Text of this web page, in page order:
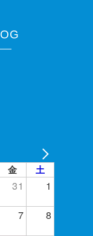
金 土
31
1
7 8